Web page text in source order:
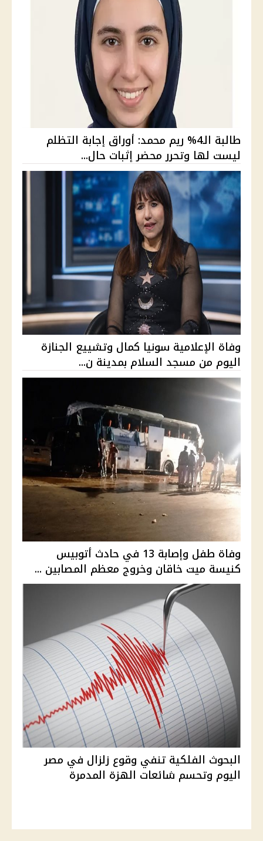
طالبة الـ4% ريم محمد: أوراق إجابة التظلم
ليست لها وتحرر محضر إثبات حال...
وفاة الإعلامية سونيا كمال وتشييع الجنازة
اليوم من مسجد السلام بمدينة ن...
وفاة طفل وإصابة 13 في حادث أتوبيس
كنيسة ميت خاقان وخروج معظم المصابين ...
البحوث الفلكية تنفي وقوع زلزال في مصر
اليوم وتحسم شائعات الهزة المدمرة